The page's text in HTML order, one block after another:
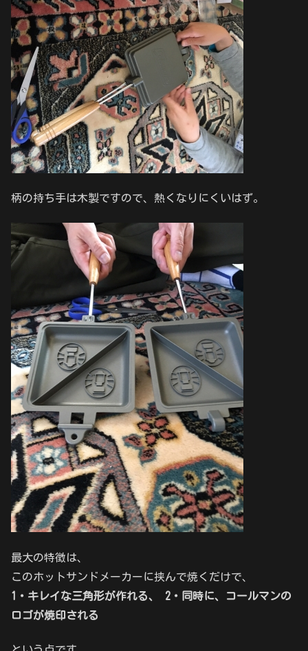
柄の持ち手は木製ですので、熱くなりにくいはず。
最大の特徴は、
このホットサンドメーカーに挟んで焼くだけで、
1・キレイな三角形が作れる、 2・同時に、コールマンの
ロゴが焼印される